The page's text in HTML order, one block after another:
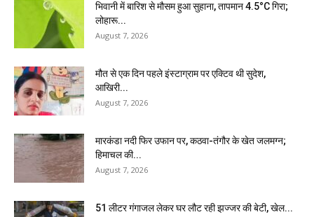
भिवानी में बारिश से मौसम हुआ सुहाना, तापमान 4.5°C गिरा;
लोहारू...
August 7, 2026
मौत से एक दिन पहले इंस्टाग्राम पर एक्टिव थी सुदेश,
आखिरी...
August 7, 2026
मारकंडा नदी फिर उफान पर, कठवा-तंगौर के खेत जलमग्न;
हिमाचल की...
August 7, 2026
51 लीटर गंगाजल लेकर घर लौट रही झज्जर की बेटी, खेल...